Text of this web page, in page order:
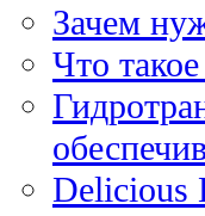
Зачем
Что
Delicious